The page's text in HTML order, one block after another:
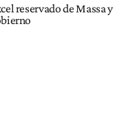
reservado de Massa y